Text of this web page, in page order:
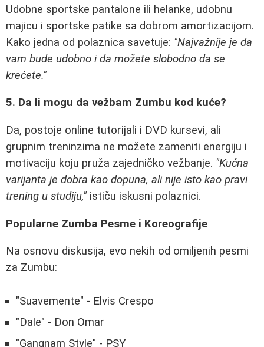
Udobne sportske pantalone ili helanke, udobnu
majicu i sportske patike sa dobrom amortizacijom.
Kako jedna od polaznica savetuje: "Najvažnije je da
vam bude udobno i da možete slobodno da se
krećete."
5. Da li mogu da vežbam Zumbu kod kuće?
Da, postoje online tutorijali i DVD kursevi, ali
grupnim treninzima ne možete zameniti energiju i
motivaciju koju pruža zajedničko vežbanje. "Kućna
varijanta je dobra kao dopuna, ali nije isto kao pravi
trening u studiju," ističu iskusni polaznici.
Popularne Zumba Pesme i Koreografije
Na osnovu diskusija, evo nekih od omiljenih pesmi
za Zumbu:
"Suavemente" - Elvis Crespo
"Dale" - Don Omar
"Gangnam Style" - PSY